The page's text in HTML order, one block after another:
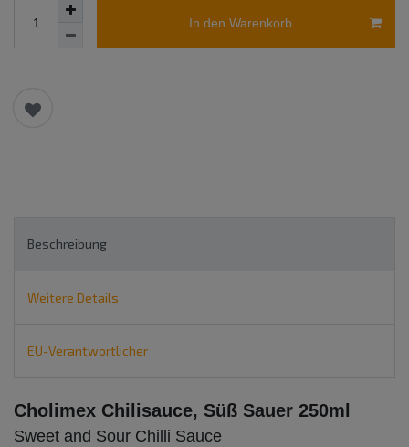
In den Warenkorb
Beschreibung
Weitere Details
EU-Verantwortlicher
Cholimex Chilisauce, Süß Sauer 250ml
Sweet and Sour Chilli Sauce